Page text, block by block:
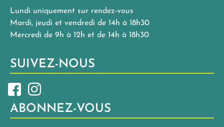
Lundi uniquement sur rendez-vous
Mardi, jeudi et vendredi de 14h à 18h30
Mercredi de 9h à 12h et de 14h à 18h30
SUIVEZ-NOUS
ABONNEZ-VOUS